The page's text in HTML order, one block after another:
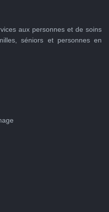
aux personnes et de soins
séniors et personnes en